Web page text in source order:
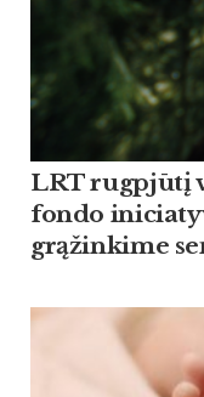
LRT rugpjūtį
fondo
grąžinkime